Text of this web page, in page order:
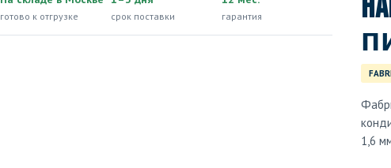
готово к отгрузке срок поставки гарантия
1,6